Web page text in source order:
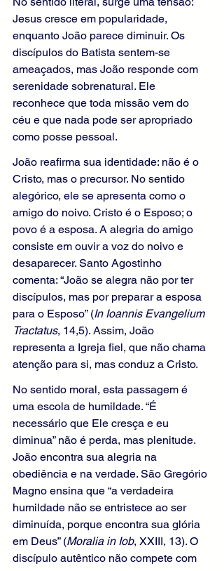
Jesus cresce em popularidade,
enquanto João parece diminuir. Os
discípulos do Batista sentem-se
ameaçados, mas João responde com
serenidade sobrenatural. Ele
reconhece que toda missão vem do
céu e que nada pode ser apropriado
como posse pessoal.
João reafirma sua identidade: não é o
Cristo, mas o precursor. No sentido
alegórico, ele se apresenta como o
amigo do noivo. Cristo é o Esposo; o
povo é a esposa. A alegria do amigo
consiste em ouvir a voz do noivo e
desaparecer. Santo Agostinho
comenta: “João se alegra não por ter
discípulos, mas por preparar a esposa
para o Esposo” (In Ioannis Evangelium
Tractatus, 14,5). Assim, João
representa a Igreja fiel, que não chama
atenção para si, mas conduz a Cristo.
No sentido moral, esta passagem é
uma escola de humildade. “É
necessário que Ele cresça e eu
diminua” não é perda, mas plenitude.
João encontra sua alegria na
obediência e na verdade. São Gregório
Magno ensina que “a verdadeira
humildade não se entristece ao ser
diminuída, porque encontra sua glória
em Deus” (Moralia in Iob, XXIII, 13). O
discípulo autêntico não compete com